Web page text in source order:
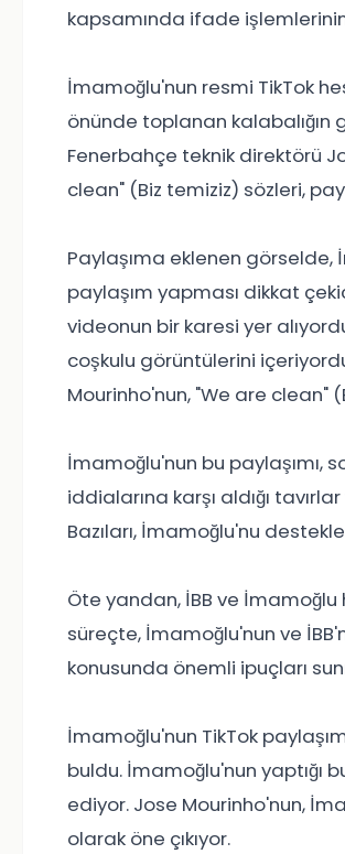
kapsamında ifade
İmamoğlu'nun resmi TikTok
önünde toplanan
Fenerbahçe teknik direktörü
clean" (Biz temiziz) sözleri,
Paylaşıma eklenen
paylaşım yapması dikkat
videonun bir karesi yer
coşkulu görüntülerini
Mourinho'nun, "We are clean"
İmamoğlu'nun bu paylaşımı,
iddialarına karşı aldığı
Bazıları, İmamoğlu'nu
Öte yandan, İBB ve İmamoğlu
süreçte, İmamoğlu'nun ve
konusunda önemli ipuçları
İmamoğlu'nun TikTok
buldu. İmamoğlu'nun yaptığı
ediyor. Jose Mourinho'nun,
olarak öne çıkıyor.